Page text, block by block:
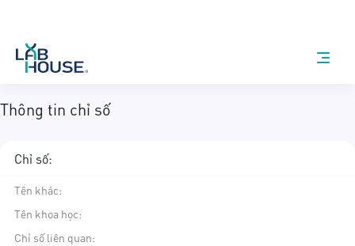
Thông tin chỉ số
Chỉ số:
Tên khác:
Tên khoa học:
Chỉ số liên quan: